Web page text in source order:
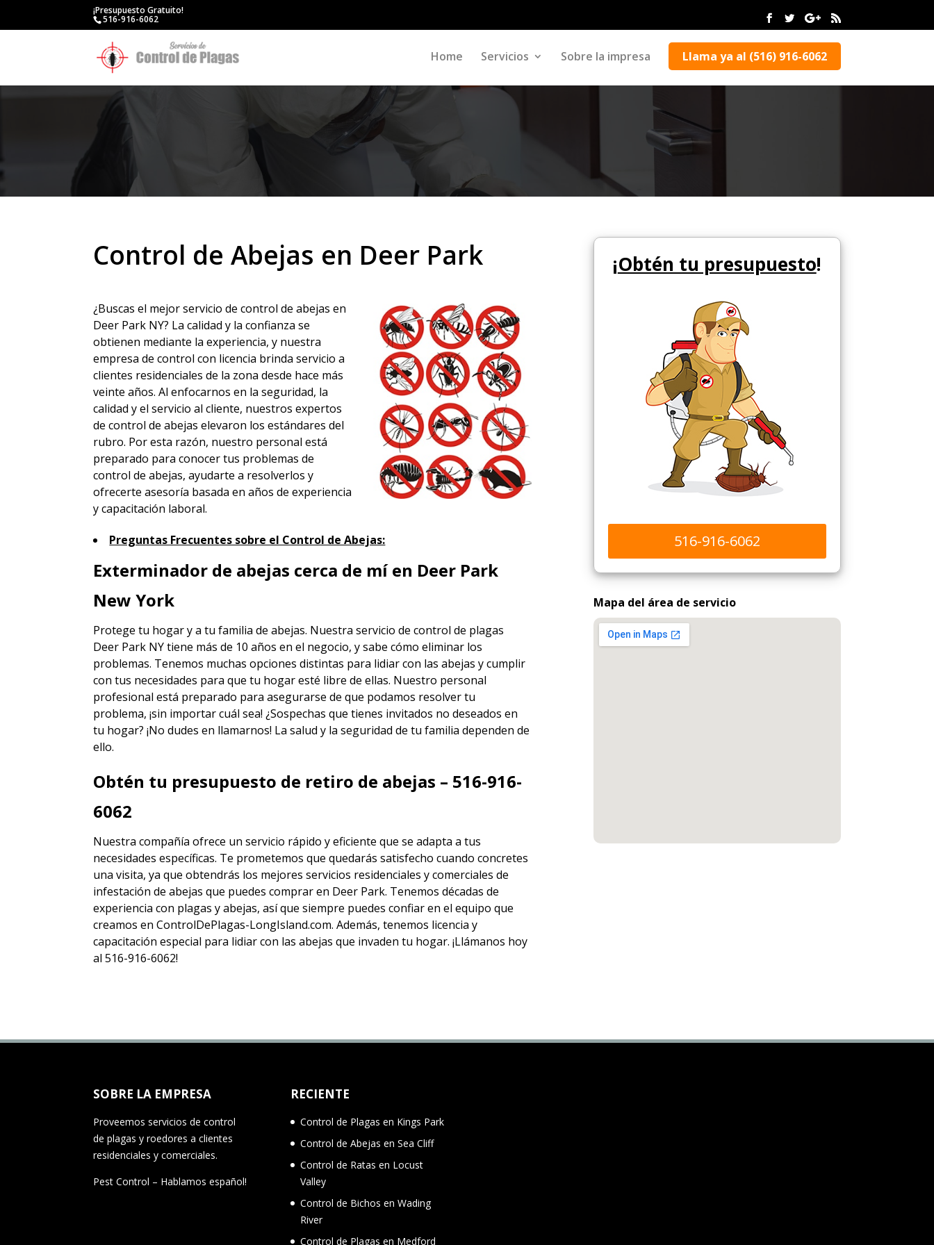
¡Presupuesto Gratuito!
516-916-6062
Home Servicios Sobre la impresa Llama ya al (516) 916-6062
Control de Abejas en Deer Park
¿Buscas el mejor servicio de control de abejas en
Deer Park NY? La calidad y la confianza se
obtienen mediante la experiencia, y nuestra
empresa de control con licencia brinda servicio a
clientes residenciales de la zona desde hace más
veinte años. Al enfocarnos en la seguridad, la
calidad y el servicio al cliente, nuestros expertos
de control de abejas elevaron los estándares del
rubro. Por esta razón, nuestro personal está
preparado para conocer tus problemas de
control de abejas, ayudarte a resolverlos y
ofrecerte asesoría basada en años de experiencia
y capacitación laboral.
Preguntas Frecuentes sobre el Control de Abejas:
Exterminador de abejas cerca de mí en Deer Park
New York
Protege tu hogar y a tu familia de abejas. Nuestra servicio decontrol de plagas
Deer Park NYtiene más de 10 años en el negocio, y sabe cómo eliminar los
problemas. Tenemos muchas opciones distintas para lidiar con las abejas y cumplir
con tus necesidades para que tu hogar esté libre de ellas. Nuestro personal
profesional está preparado para asegurarse de que podamos resolver tu
problema, ¡sin importar cuál sea! ¿Sospechas que tienes invitados no deseados en
tu hogar? ¡No dudes en llamarnos! La salud y la seguridad de tu familia dependen de
ello.
Obtén tu presupuesto de retiro de abejas – 516-916-
6062
Nuestra compañía ofrece un servicio rápido y eficiente que se adapta a tus
necesidades específicas. Te prometemos que quedarás satisfecho cuando concretes
una visita, ya que obtendrás los mejoresservicios residenciales y comerciales de
infestación de abejas que puedes comprar en Deer Park. Tenemos décadas de
experiencia con plagas y abejas, así que siempre puedesconfiar en el equipo que
creamos en ControlDePlagas-LongIsland.com. Además, tenemos licencia y
capacitación especial para lidiar con las abejas que invaden tu hogar. ¡Llámanos hoy
al 516-916-6062!
¡Obtén tu presupuesto!
516-916-6062
Mapa del área de servicio
SOBRE LA EMPRESA
Proveemos servicios de control
de plagas y roedores a clientes
residenciales y comerciales.
Pest Control – Hablamos español!
RECIENTE
Control de Plagas en Kings Park
Control de Abejas en Sea Cliff
Control de Ratas en Locust
Valley
Control de Bichos en Wading
River
Control de Plagas en Medford